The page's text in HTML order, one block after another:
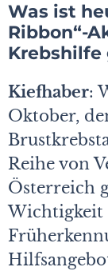
Was ist
Ribbon“-
Krebshilfe
Kiefhaber:
Oktober,
Reihe von
Österreich
Wichtigkeit